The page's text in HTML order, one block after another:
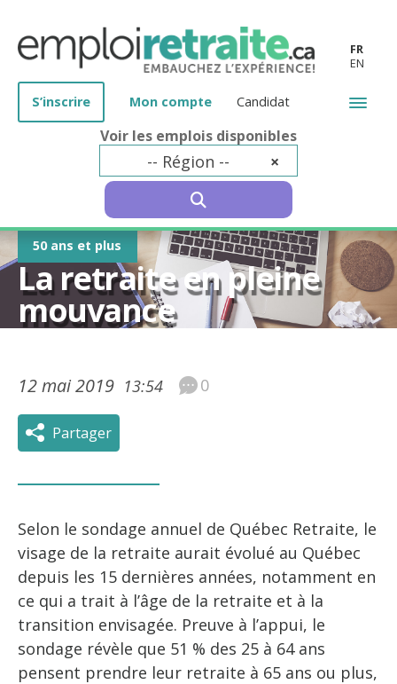
Voir les emplois disponibles
×
-- Région --
FR
EN
S’inscrire Mon compte Candidat
50 ans et plus
La retraite en pleine
mouvance
12 mai 2019 13:54 0
Partager
Selon le sondage annuel de Québec Retraite, le
visage de la retraite aurait évolué au Québec
depuis les 15 dernières années, notamment en
ce qui a trait à l’âge de la retraite et à la
transition envisagée. Preuve à l’appui, le
sondage révèle que 51 % des 25 à 64 ans
pensent prendre leur retraite à 65 ans ou plus,